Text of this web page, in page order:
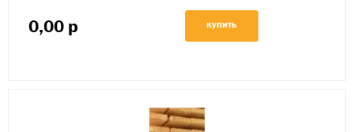
0,00 р купить